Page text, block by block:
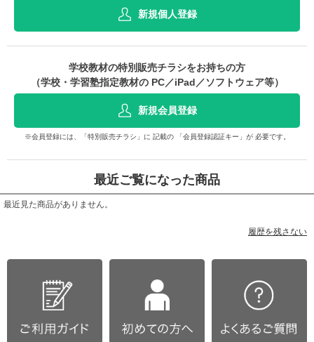
新規個人登録
学校教材の特別販売チラシをお持ちの方
（学校・学習塾指定教材の PC／iPad／ソフトウェア等）
新規会員登録
※会員登録には、「特別販売チラシ」に 記載の 「会員登録認証キー」が 必要です。
最近ご覧になった商品
最近見た商品がありません。
履歴を残さない